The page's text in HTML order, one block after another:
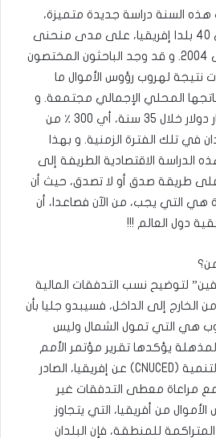
السنة دراسة جديدة متميزة،
حيث أجريت أبحاثها على 40 بلدا إفريقيا، على مدى منحنى
زمني يمتد من 1970 إلى 2004. و قد وجد الباحثون المختصون
نتيجة لهروب رؤوس الأموال ما
من 80 ٪ من ناتجها المحلي الإجمالي مجتمعة. و
يمثل ذلك زهاء 420 مليار دولار خلال 35 سنة، أي 300 ٪ من
في تلك الفترة الزمنية. و بهذا
الاقتصادية الطريفة إلى
طريقة صدق أو لا تصدق، حيث أن
هي التي يجب، من الآن فصاعدا، أن
دول العالم !!!
لتوضيح نسب التدفقات المالية
الخارج إلى الداخل، فسيبدو جليا بأن
هي التي تمول الشمال وليس
يؤكدها تقرير مؤتمر الأمم
المتحدة حول التجارة و التنمية (CNUCED) عن إفريقيا، الصادر
مراعاة معطى التدفقات غير
من أفريقيا، التي يتجاوز
للمنطقة، فإن البلدان